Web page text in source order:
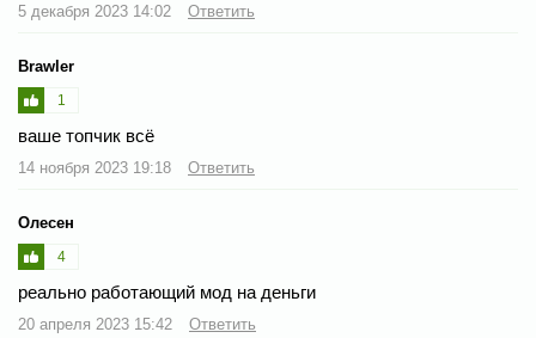
5 декабря 2023 14:02 Ответить
Brawler
1
ваше топчик всё
14 ноября 2023 19:18 Ответить
Олесен
4
реально работающий мод на деньги
20 апреля 2023 15:42 Ответить